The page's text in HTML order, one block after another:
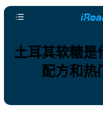
土耳其软糖是
配方和热